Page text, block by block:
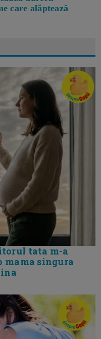
care alăptează
tata m-a
mama singura